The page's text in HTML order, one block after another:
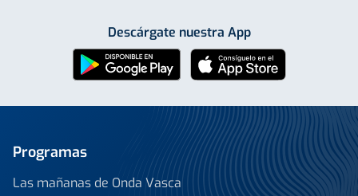
Descárgate nuestra App
Programas
Las mañanas de Onda Vasca